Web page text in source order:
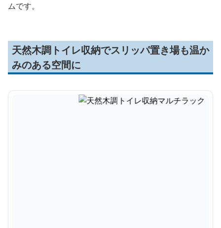
ムです。
天然木調トイレ収納でスリッパ置き場も温か
みのある空間に